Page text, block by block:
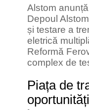
Alstom
Depoul
și testare a
eletrică
Reformă
complex de
Piața de
oportunități